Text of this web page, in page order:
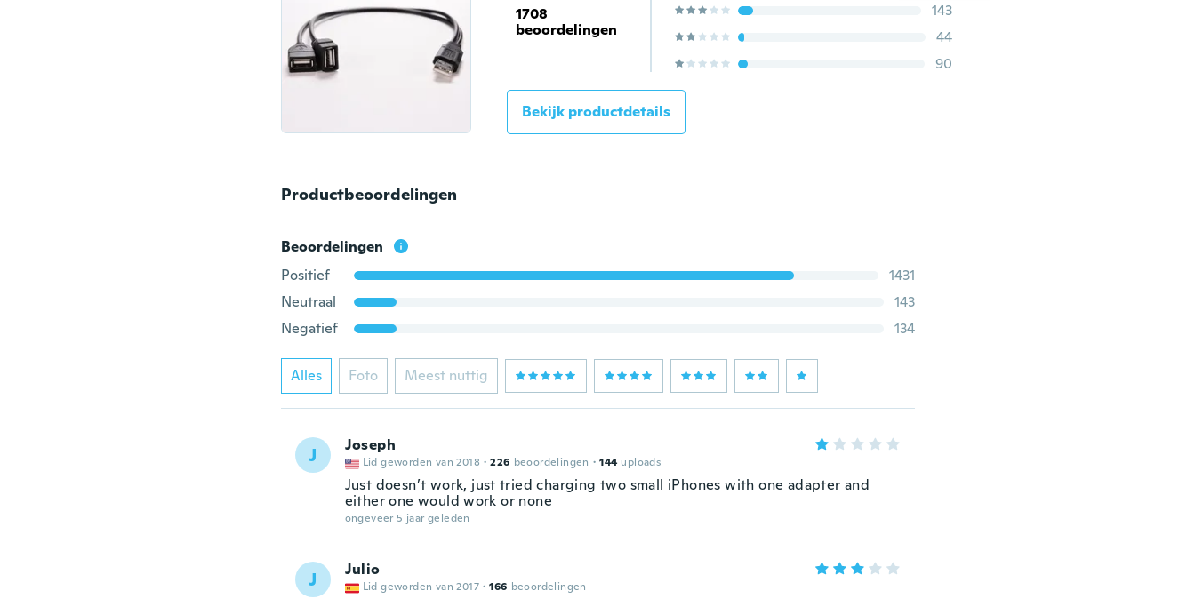
1708
beoordelingen
143
44
90
Bekijk productdetails
Productbeoordelingen
Beoordelingen
Positief
1431
Neutraal
143
Negatief
134
Alles Foto Meest nuttig
J Joseph
Lid geworden van 2018 · 226 beoordelingen · 144 uploads
Just doesn’t work, just tried charging two small iPhones with one adapter and
either one would work or none
ongeveer 5 jaar geleden
J Julio
Lid geworden van 2017 · 166 beoordelingen